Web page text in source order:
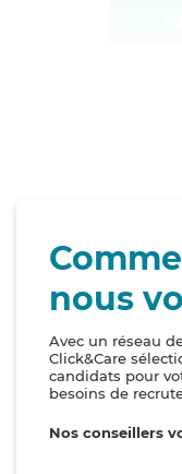
nous
Avec un réseau
Click&Care
candidats pour
besoins de
Nos conseillers